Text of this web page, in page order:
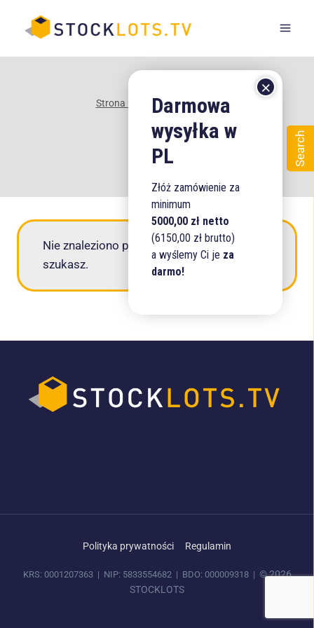
Strona Główna /Sklep/135
135
Nie znaleziono produktów, których
szukasz.
Polityka prywatności Regulamin
KRS: 0001207363 | NIP: 5833554682 | BDO: 000009318 | © 2026
STOCKLOTS
Złóż zamówienie za
minimum
5000,00 zł netto
(6150,00 zł brutto)
a wyślemy Ci je za
darmo!
Search